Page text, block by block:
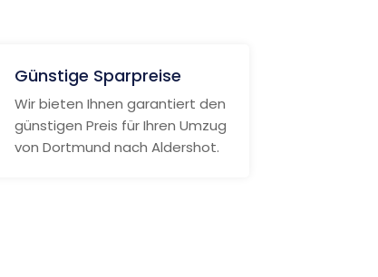
Günstige Sparpreise
Wir bieten Ihnen garantiert den
günstigen Preis für Ihren Umzug
von Dortmund nach Aldershot.